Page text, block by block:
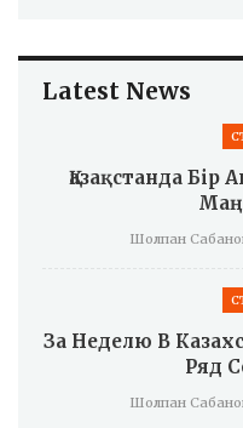
Latest News
Қазақстанда Бір
За Неделю В
Ряд